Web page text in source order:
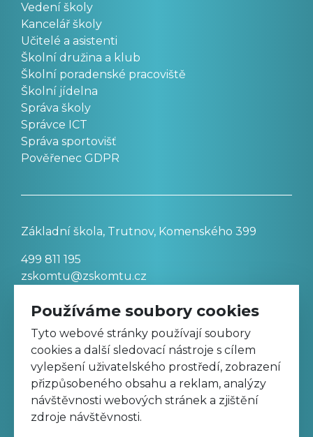
Vedení školy
Kancelář školy
Učitelé a asistenti
Školní družina a klub
Školní poradenské pracoviště
Školní jídelna
Správa školy
Správce ICT
Správa sportovišť
Pověřenec GDPR
Základní škola, Trutnov, Komenského 399
499 811 195
zskomtu@zskomtu.cz
Prohlášení o přístupnosti stránek
Nastavení cookies
Sledujte nás na Facebooku
Používáme soubory cookies
Tyto webové stránky používají soubory
cookies a další sledovací nástroje s cílem
vylepšení uživatelského prostředí, zobrazení
přizpůsobeného obsahu a reklam, analýzy
návštěvnosti webových stránek a zjištění
zdroje návštěvnosti.